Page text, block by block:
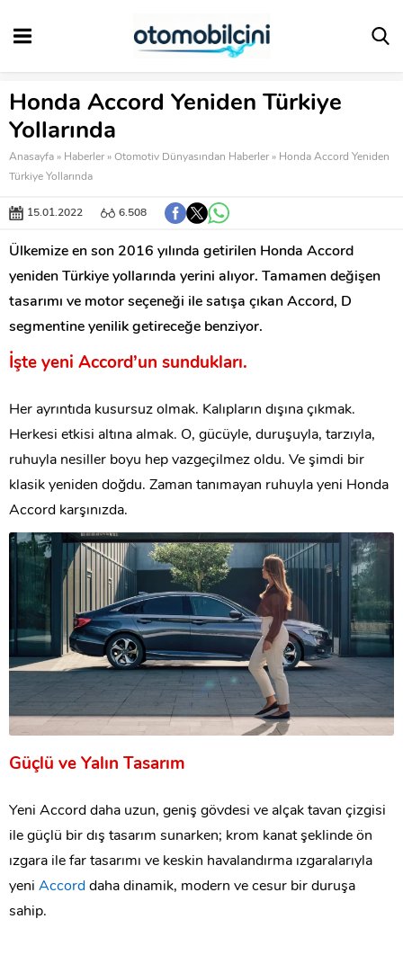
Honda Accord Yeniden Türkiye
Yollarında
Anasayfa » Haberler » Otomotiv Dünyasından Haberler » Honda Accord Yeniden
Türkiye Yollarında
15.01.2022 6.508
Ülkemize en son 2016 yılında getirilen Honda Accord
yeniden Türkiye yollarında yerini alıyor. Tamamen değişen
tasarımı ve motor seçeneği ile satışa çıkan Accord, D
segmentine yenilik getireceğe benziyor.
İşte yeni Accord’un sundukları.
Her ayrıntıda kusursuz olmak. Kalıpların dışına çıkmak.
Herkesi etkisi altına almak. O, gücüyle, duruşuyla, tarzıyla,
ruhuyla nesiller boyu hep vazgeçilmez oldu. Ve şimdi bir
klasik yeniden doğdu. Zaman tanımayan ruhuyla yeni Honda
Accord karşınızda.
Güçlü ve Yalın Tasarım
Yeni Accord daha uzun, geniş gövdesi ve alçak tavan çizgisi
ile güçlü bir dış tasarım sunarken; krom kanat şeklinde ön
ızgara ile far tasarımı ve keskin havalandırma ızgaralarıyla
yeni Accord daha dinamik, modern ve cesur bir duruşa
sahip.